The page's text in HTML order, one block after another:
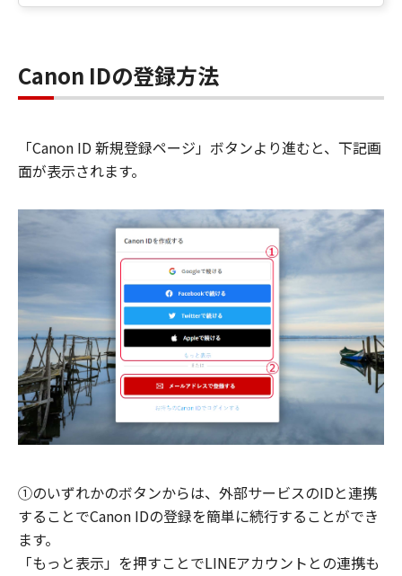
Canon IDの登録方法
「Canon ID 新規登録ページ」ボタンより進むと、下記画
面が表示されます。
①のいずれかのボタンからは、外部サービスのIDと連携
することでCanon IDの登録を簡単に続行することができ
ます。
「もっと表示」を押すことでLINEアカウントとの連携も